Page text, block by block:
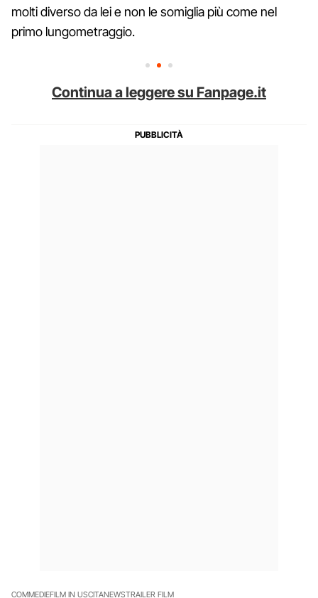
molti diverso da lei e non le somiglia più come nel
primo lungometraggio.
Continua a leggere su Fanpage.it
COMMEDIEFILM IN USCITANEWSTRAILER FILM